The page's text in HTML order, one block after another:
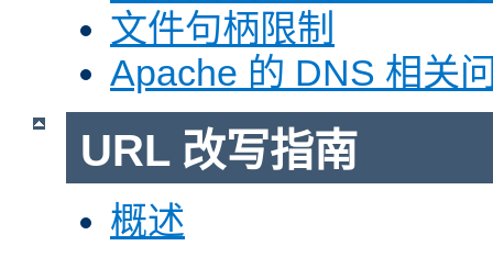
文件句柄限制
Apache 的 DNS 相关
URL 改写指南
概述